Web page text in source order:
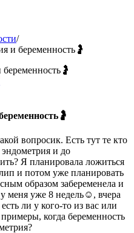
/
и беременность🤰
вопросик. Есть тут те кто
и до
Я планировала ложиться
и потом уже планировать
образом забеременела и
меня уже 8 недель☺️, вчера
ли у кого-то из вас или
когда беременность